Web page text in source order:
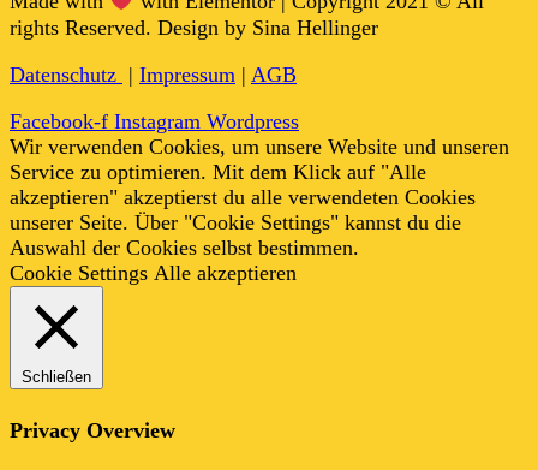
rights Reserved. Design by Sina Hellinger
Datenschutz | Impressum | AGB
Facebook-f Instagram Wordpress
Wir verwenden Cookies, um unsere Website und unseren
Service zu optimieren. Mit dem Klick auf "Alle
akzeptieren" akzeptierst du alle verwendeten Cookies
unserer Seite. Über "Cookie Settings" kannst du die
Auswahl der Cookies selbst bestimmen.
Cookie Settings Alle akzeptieren
Schließen
Privacy Overview